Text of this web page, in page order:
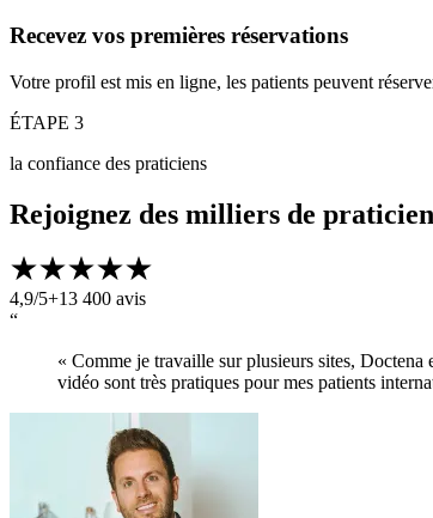
Recevez vos premières réservations
Votre profil est mis en ligne, les patients peuvent
ÉTAPE 3
la confiance des praticiens
Rejoignez des milliers de
4,9/5+13 400 avis
“
« Comme je travaille sur plusieurs sites,
vidéo sont très pratiques pour mes patients